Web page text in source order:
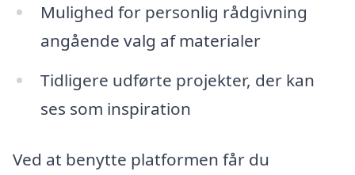
Mulighed for personlig rådgivning
angående valg af materialer
Tidligere udførte projekter, der kan
ses som inspiration
Ved at benytte platformen får du